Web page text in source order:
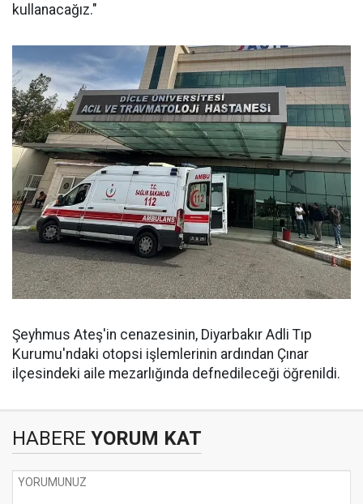
kullanacağız."
Şeyhmus Ateş'in cenazesinin, Diyarbakır Adli Tıp
Kurumu'ndaki otopsi işlemlerinin ardından Çınar
ilçesindeki aile mezarlığında defnedileceği öğrenildi.
HABERE YORUM KAT